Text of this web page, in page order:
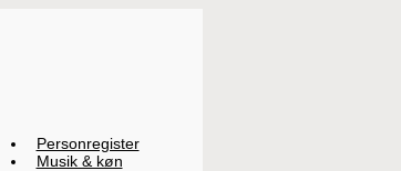
Personregister
Musik & køn